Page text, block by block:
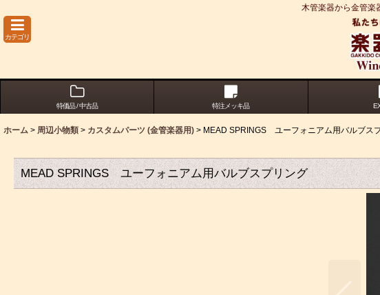
木管楽器から金管楽
カテゴリ
特価品 / 中古品 特注メッキ品
ホーム > 周辺小物類 > カスタムパーツ (金管楽器用) > MEAD SPRINGS ユーフォニアム用バルブス
MEAD SPRINGS ユーフォニアム用バルブスプリング